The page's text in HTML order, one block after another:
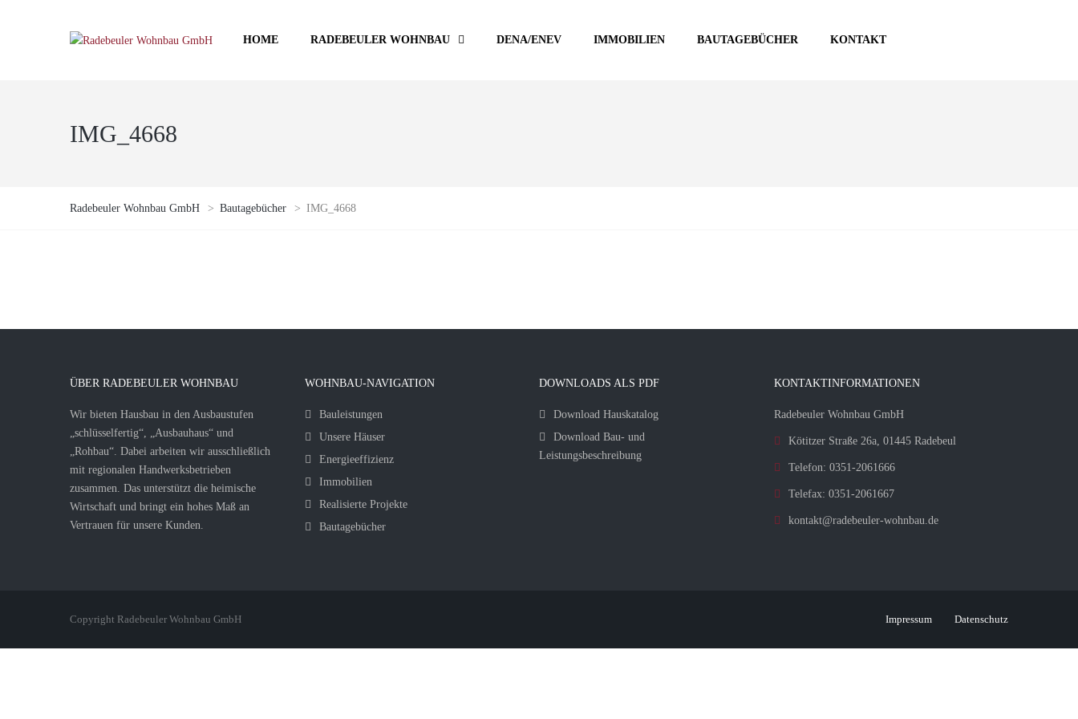
HOME RADEBEULER WOHNBAU DENA/ENEV IMMOBILIEN BAUTAGEBÜCHER KONTAKT
IMG_4668
Radebeuler Wohnbau GmbH > Bautagebücher > IMG_4668
ÜBER RADEBEULER WOHNBAU
Wir bieten Hausbau in den Ausbaustufen
„schlüsselfertig“, „Ausbauhaus“ und
„Rohbau“. Dabei arbeiten wir ausschließlich
mit regionalen Handwerksbetrieben
zusammen. Das unterstützt die heimische
Wirtschaft und bringt ein hohes Maß an
Vertrauen für unsere Kunden.
WOHNBAU-NAVIGATION
Bauleistungen
Unsere Häuser
Energieeffizienz
Immobilien
Realisierte Projekte
Bautagebücher
DOWNLOADS ALS PDF
Download Hauskatalog
Download Bau- und
Leistungsbeschreibung
KONTAKTINFORMATIONEN
Radebeuler Wohnbau GmbH
Kötitzer Straße 26a, 01445 Radebeul
Telefon: 0351-2061666
Telefax: 0351-2061667
kontakt@radebeuler-wohnbau.de
Copyright Radebeuler Wohnbau GmbH Impressum Datenschutz